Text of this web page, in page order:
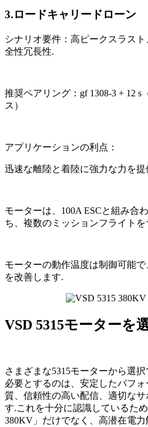
3.ロードキャリードローン
シナリオ要件：高ピークスラス
全性冗長性.
推奨ペアリング：gf 1308-3 + 12 s
ス）
アプリケーションの利点：
迅速な離陸と着陸に強力な力を提
モーターは、100A ESCと組み合
ち、複数のミッションフライトを
モーターの動作温度は制御可能
を改善します.
VSD 5315モーターを
さまざまな5315モーターから選
必要とするのは、安定したパフ
質、信頼性の高い配信、適切な
す.これを十分に認識しているた
380KV」だけでなく、高潜在電